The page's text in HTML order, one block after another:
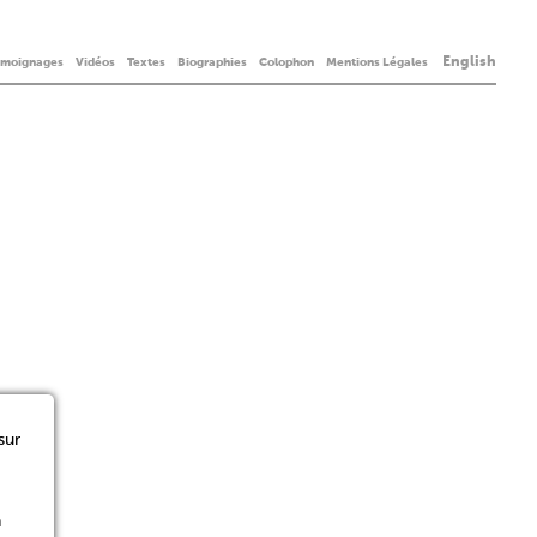
Vidéos Textes Biographies Colophon Mentions Légales English